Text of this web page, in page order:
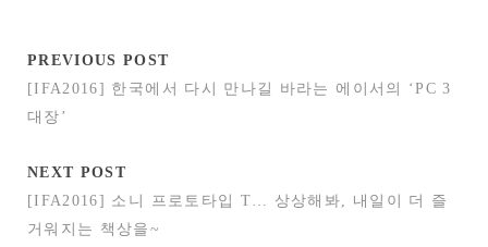
PREVIOUS POST
[IFA2016] 한국에서 다시 만나길 바라는 에이서의 ‘PC 3
대장’
NEXT POST
[IFA2016] 소니 프로토타입 T… 상상해봐, 내일이 더 즐
거워지는 책상을~